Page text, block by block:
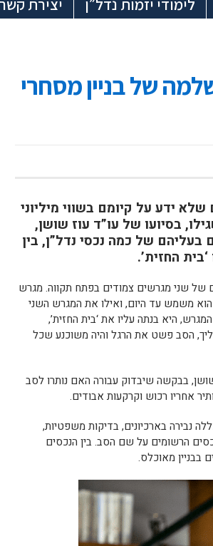
לימודי יזמות נדל״ן יצירת קשר
שלמה של בניין מסחרי
ידע על קיומם בשווי מיליוני
בסיועו של עו”ד עוז שושן,
של כמה נכסי נדל”ן, בין
החזית’.
היה בעליהם של שני מגרשים צמודים בפתח תקווה. מגרש
הוא משמש עד היום, ואילו את המגרש השני
היא בנתה עליו את ‘בית החזית’,
של ההליך, הסב פשט את הרגל והיה משוכנע שכל
בבקשה שיבדוק עבורה האם נותרו לסב
אחריו רכוש וקרקעות אבודים.
נבירה בארכיונים, בדיקות משפטיות,
הרשומים על שם הסב. בין הנכסים
בבניין מאוכלס.